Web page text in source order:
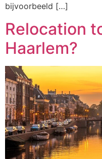
bijvoorbeeld […]
Relocation
Haarlem?